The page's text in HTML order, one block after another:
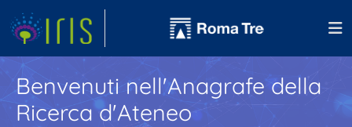
Benvenuti nell'Anagrafe della
Ricerca d'Ateneo